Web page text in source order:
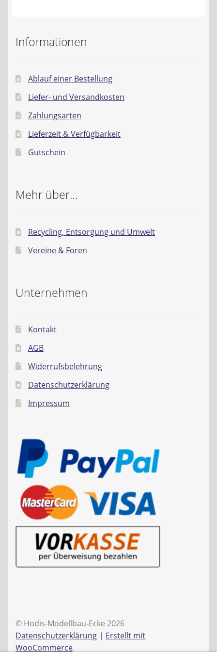
Datenschutzerklärung
Impressum
Informationen
Ablauf einer Bestellung
Liefer- und Versandkosten
Zahlungsarten
Lieferzeit & Verfügbarkeit
Gutschein
Mehr über…
Recycling, Entsorgung und Umwelt
Vereine & Foren
Unternehmen
Kontakt
AGB
Widerrufsbelehrung
Datenschutzerklärung
Impressum
© Hodis-Modellbau-Ecke 2026
Datenschutzerklärung
Erstellt mit
WooCommerce.